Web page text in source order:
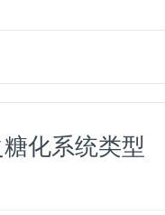
化系统类型